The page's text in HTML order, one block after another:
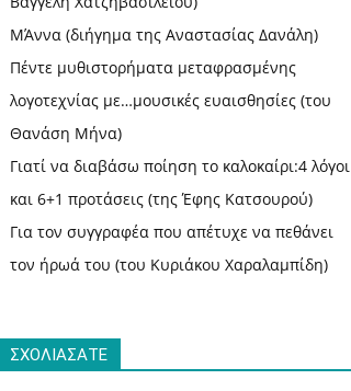
ΜΆννα (διήγημα της Αναστασίας Δανάλη)
Πέντε μυθιστορήματα μεταφρασμένης
λογοτεχνίας με…μουσικές ευαισθησίες (του
Θανάση Μήνα)
Γιατί να διαβάσω ποίηση το καλοκαίρι:4 λόγοι
και 6+1 προτάσεις (της Έφης Κατσουρού)
Για τον συγγραφέα που απέτυχε να πεθάνει
τον ήρωά του (του Κυριάκου Χαραλαμπίδη)
ΣΧΟΛΙΑΣΑΤΕ